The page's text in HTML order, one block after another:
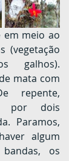
(vegetação
galhos).
mata com
repente,
por dois
Paramos,
algum
os